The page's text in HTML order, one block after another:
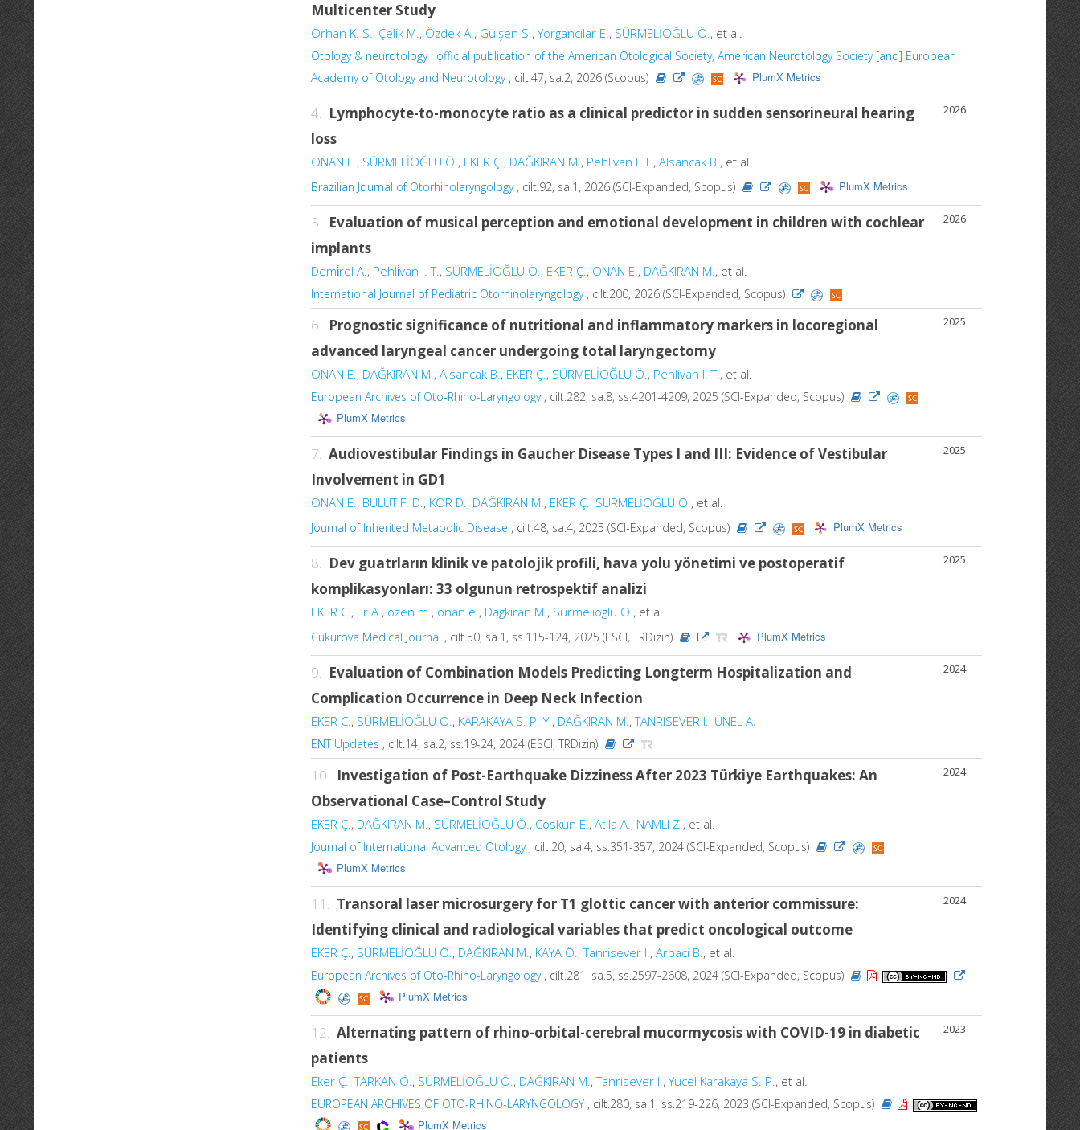
Multicenter Study
Orhan K. S., Çelik M., Özdek A., Gülşen S.,Yorgancilar E., SÜRMELİOĞLU Ö., et al.
Otology & neurotology : official publication of the American Otological Society, American Neurotology Society [and] European
Academy of Otology and Neurotology, cilt.47, sa.2, 2026 (Scopus) PlumX Metrics
2026
4. Lymphocyte-to-monocyte ratio as a clinical predictor in sudden sensorineural hearing
loss
ONAN E., SÜRMELİOĞLU Ö., EKER Ç., DAĞKIRAN M., Pehlivan I. T., Alsancak B., et al.
Brazilian Journal of Otorhinolaryngology, cilt.92, sa.1, 2026 (SCI-Expanded, Scopus) PlumX Metrics
2026
5. Evaluation of musical perception and emotional development in children with cochlear
implants
Demi̇rel A., Pehli̇van I. T., SÜRMELİOĞLU Ö., EKER Ç., ONAN E., DAĞKIRAN M., et al.
International Journal of Pediatric Otorhinolaryngology, cilt.200, 2026 (SCI-Expanded, Scopus)
2025
6. Prognostic significance of nutritional and inflammatory markers in locoregional
advanced laryngeal cancer undergoing total laryngectomy
ONAN E., DAĞKIRAN M., Alsancak B., EKER Ç., SÜRMELİOĞLU Ö., Pehlivan I. T., et al.
European Archives of Oto-Rhino-Laryngology, cilt.282, sa.8, ss.4201-4209, 2025 (SCI-Expanded, Scopus)
PlumX Metrics
2025
7. Audiovestibular Findings in Gaucher Disease Types I and III: Evidence of Vestibular
Involvement in GD1
ONAN E., BULUT F. D., KOR D., DAĞKIRAN M., EKER Ç., SÜRMELİOĞLU Ö., et al.
Journal of Inherited Metabolic Disease , cilt.48, sa.4, 2025 (SCI-Expanded, Scopus) PlumX Metrics
2025
8. Dev guatrların klinik ve patolojik profili, hava yolu yönetimi ve postoperatif
komplikasyonları: 33 olgunun retrospektif analizi
EKER C., Er A., ozen m., onan e., Dagkiran M., Surmelioglu O., et al.
Cukurova Medical Journal , cilt.50, sa.1, ss.115-124, 2025 (ESCI, TRDizin) PlumX Metrics
2024
9. Evaluation of Combination Models Predicting Longterm Hospitalization and
Complication Occurrence in Deep Neck Infection
EKER C., SÜRMELİOĞLU O., KARAKAYA S. P. Y., DAĞKIRAN M.,TANRISEVER I., ÜNEL A.
ENT Updates , cilt.14, sa.2, ss.19-24, 2024 (ESCI, TRDizin)
2024
10. Investigation of Post-Earthquake Dizziness After 2023 Türkiye Earthquakes: An
Observational Case–Control Study
EKER Ç., DAĞKIRAN M., SÜRMELİOĞLU Ö., Coskun E., Atila A., NAMLI Z., et al.
Journal of International Advanced Otology, cilt.20, sa.4, ss.351-357, 2024 (SCI-Expanded, Scopus)
PlumX Metrics
2024
11. Transoral laser microsurgery for T1 glottic cancer with anterior commissure:
Identifying clinical and radiological variables that predict oncological outcome
EKER Ç., SÜRMELİOĞLU Ö., DAĞKIRAN M., KAYA Ö.,Tanrisever I., Arpaci B., et al.
European Archives of Oto-Rhino-Laryngology, cilt.281, sa.5, ss.2597-2608, 2024 (SCI-Expanded, Scopus)
PlumX Metrics
2023
12. Alternating pattern of rhino-orbital-cerebral mucormycosis with COVID-19 in diabetic
patients
Eker Ç.,TARKAN Ö., SÜRMELİOĞLU Ö., DAĞKIRAN M.,Tanrisever I.,Yucel Karakaya S. P., et al.
EUROPEAN ARCHIVES OF OTO-RHINO-LARYNGOLOGY , cilt.280, sa.1, ss.219-226, 2023 (SCI-Expanded, Scopus)
PlumX Metrics